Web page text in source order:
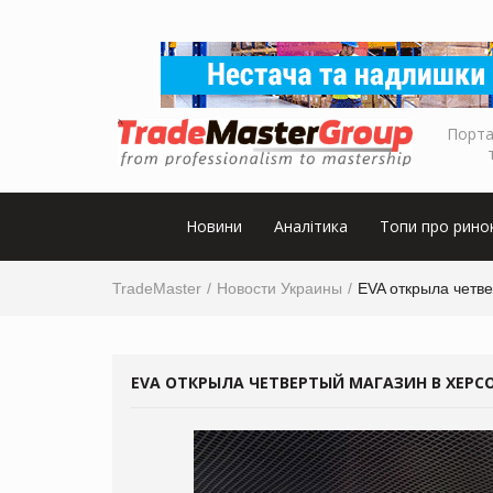
Новини Аналітика Топи про
TradeMaster Новости Украины EVA открыла
EVA ОТКРЫЛА ЧЕТВЕРТЫЙ МАГАЗИН В